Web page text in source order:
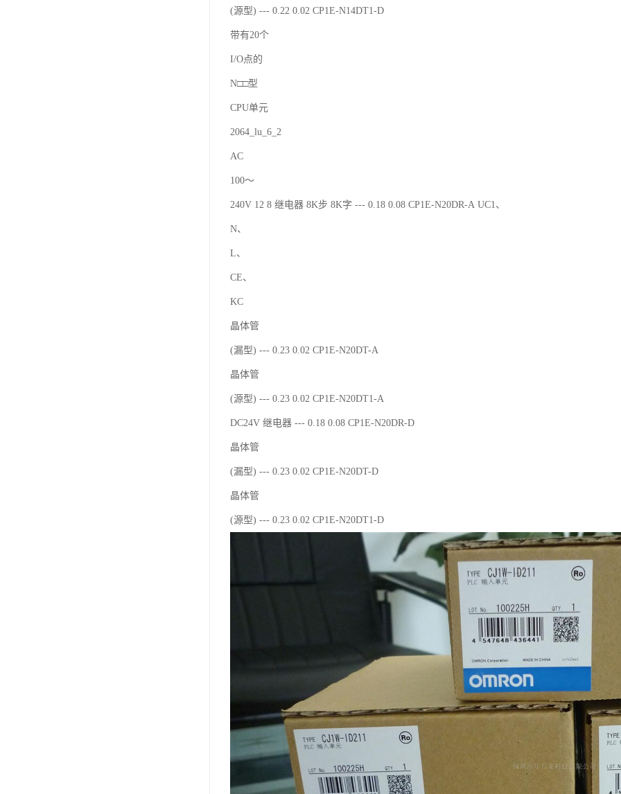
(源型) --- 0.22 0.02 CP1E-N14DT1-D
带有20个
I/O点的
N□□型
CPU单元
2064_lu_6_2
AC
100～
240V 12 8 继电器 8K步 8K字 --- 0.18 0.08 CP1E-N20DR-A UC1、
N、
L、
CE、
KC
晶体管
(漏型) --- 0.23 0.02 CP1E-N20DT-A
晶体管
(源型) --- 0.23 0.02 CP1E-N20DT1-A
DC24V 继电器 --- 0.18 0.08 CP1E-N20DR-D
晶体管
(漏型) --- 0.23 0.02 CP1E-N20DT-D
晶体管
(源型) --- 0.23 0.02 CP1E-N20DT1-D